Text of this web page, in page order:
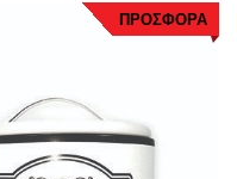
ΠΡΟΣΦΟΡΑ